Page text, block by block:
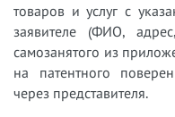
товаров и услуг с
заявителе (ФИО,
самозанятого из
на патентного
через представителя.